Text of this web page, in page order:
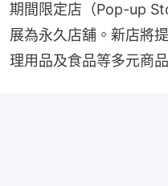
期間限定店（Pop-up
展為永久店舖。新店將
理用品及食品等多元商